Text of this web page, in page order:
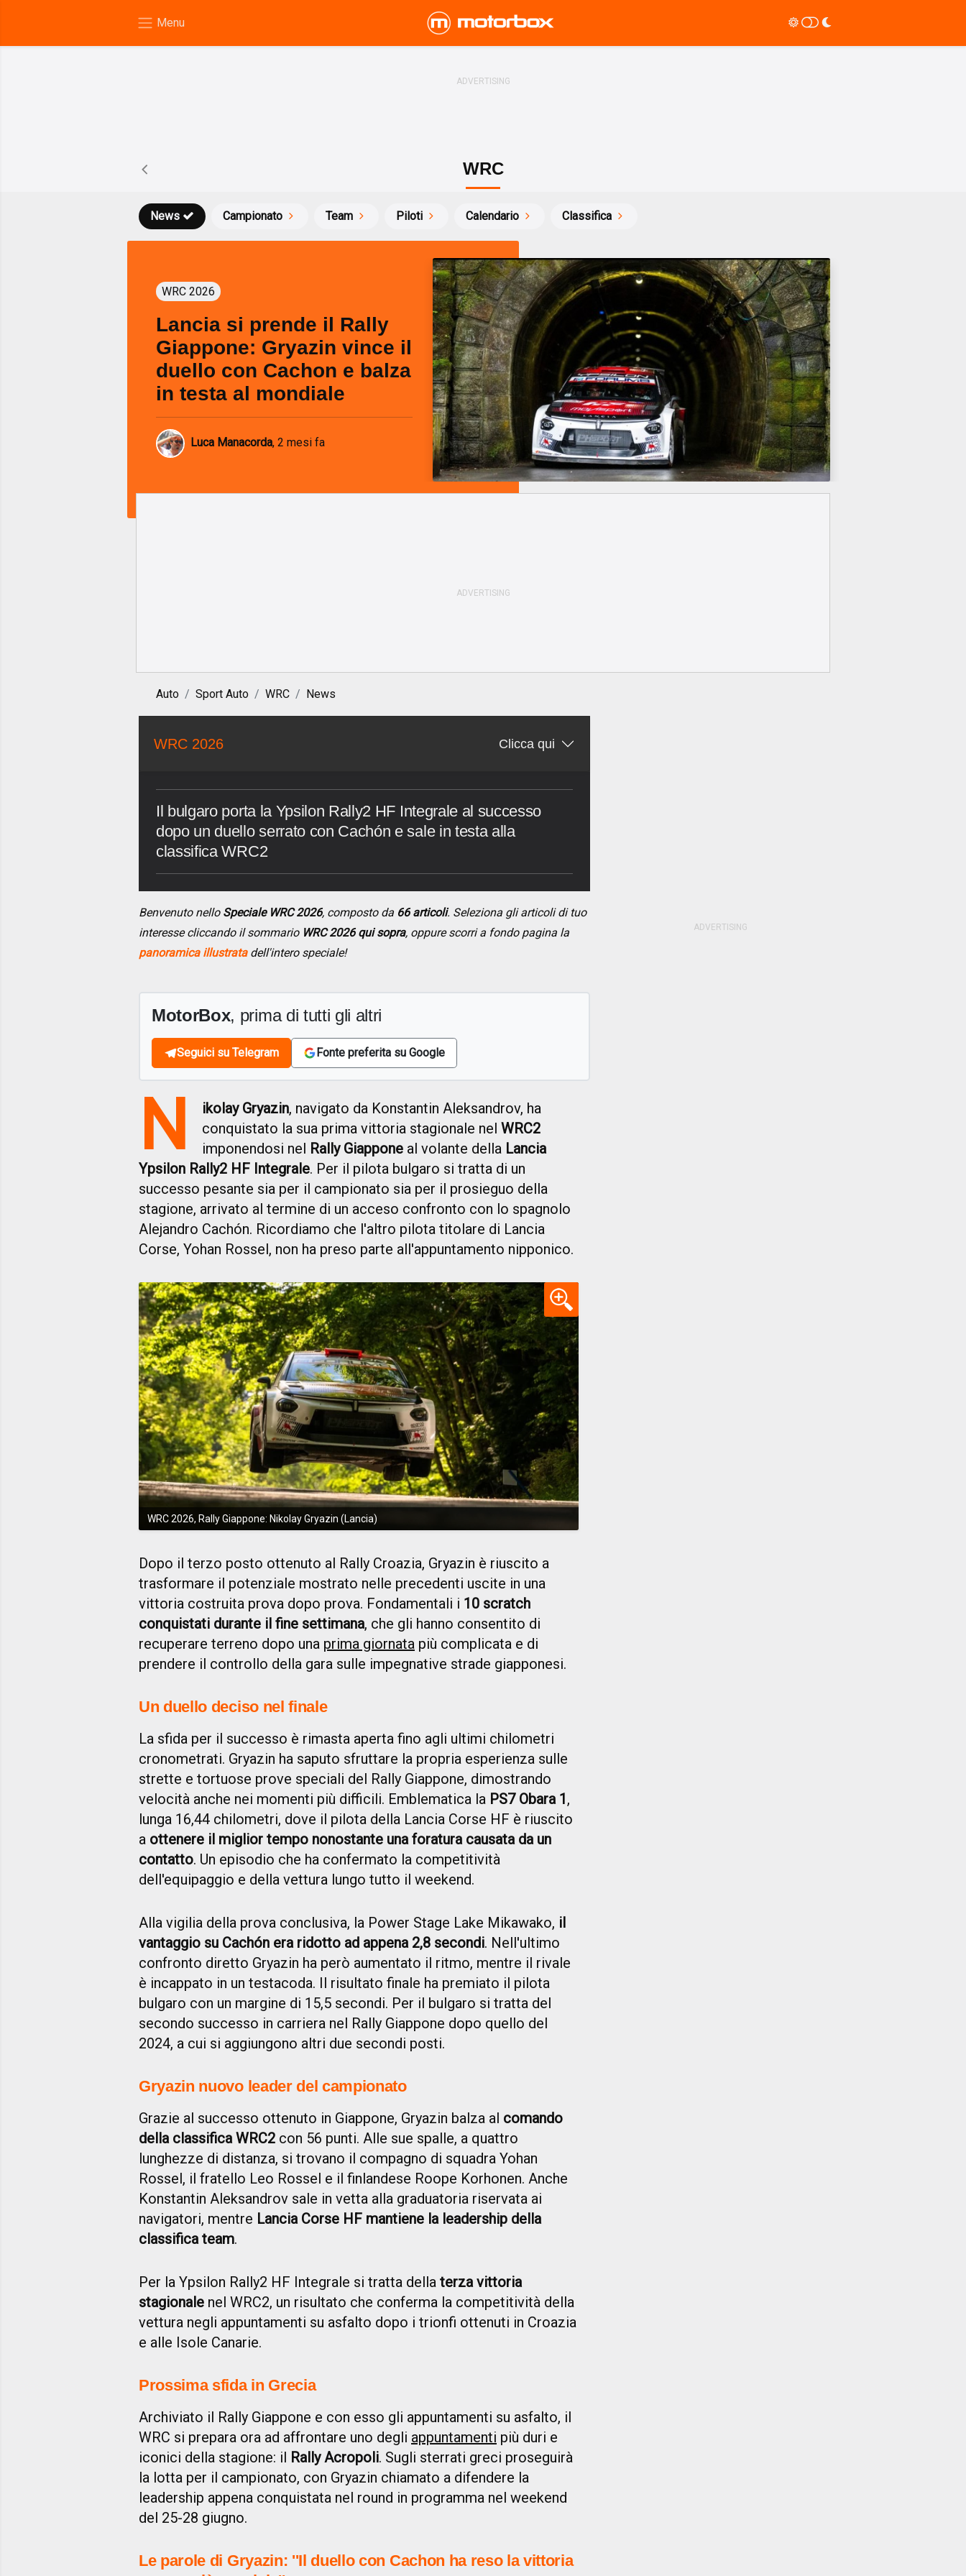
WRC
News Campionato Team Piloti Calendario Classifica
WRC 2026
Lancia si prende il Rally
Giappone: Gryazin vince il
duello con Cachon e balza
in testa al mondiale
Luca Manacorda, 2 mesi fa
Auto Sport Auto WRC News
WRC 2026 Clicca qui
Il bulgaro porta la Ypsilon Rally2 HF Integrale al successo
dopo un duello serrato con Cachón e sale in testa alla
classifica WRC2
Benvenuto nello Speciale WRC 2026, composto da 66 articoli. Seleziona gli articoli di tuo
interesse cliccando il sommario WRC 2026 qui sopra, oppure scorri a fondo pagina la
panoramica illustratadell'intero speciale!
MotorBox, prima di tutti gli altri
Seguici su Telegram Fonte preferita su Google
N ikolay Gryazin, navigato da Konstantin Aleksandrov, ha
conquistato la sua prima vittoria stagionale nelWRC2
imponendosi nel Rally Giappone al volante della Lancia
Ypsilon Rally2 HF Integrale. Per il pilota bulgaro si tratta di un
successo pesante sia per il campionato sia per il prosieguo della
stagione, arrivato al termine di un acceso confronto con lo spagnolo
Alejandro Cachón. Ricordiamo che l'altro pilota titolare di Lancia
Corse, Yohan Rossel, non ha preso parte all'appuntamento nipponico.
WRC 2026, Rally Giappone: Nikolay Gryazin (Lancia)
Dopo il terzo posto ottenuto al Rally Croazia, Gryazin è riuscito a
trasformare il potenziale mostrato nelle precedenti uscite in una
vittoria costruita prova dopo prova. Fondamentali i 10 scratch
conquistati durante il fine settimana, che gli hanno consentito di
recuperare terreno dopo una prima giornata più complicata e di
prendere il controllo della gara sulle impegnative strade giapponesi.
Un duello deciso nel finale
La sfida per il successo è rimasta aperta fino agli ultimi chilometri
cronometrati. Gryazin ha saputo sfruttare la propria esperienza sulle
strette e tortuose prove speciali del Rally Giappone, dimostrando
velocità anche nei momenti più difficili. Emblematica la PS7 Obara 1,
lunga 16,44 chilometri, dove il pilota della Lancia Corse HF è riuscito
a ottenere il miglior tempo nonostante una foratura causata da un
contatto. Un episodio che ha confermato la competitività
dell'equipaggio e della vettura lungo tutto il weekend.
Alla vigilia della prova conclusiva, la Power Stage Lake Mikawako, il
vantaggio su Cachón era ridotto ad appena 2,8 secondi. Nell'ultimo
confronto diretto Gryazin ha però aumentato il ritmo, mentre il rivale
è incappato in un testacoda. Il risultato finale ha premiato il pilota
bulgaro con un margine di 15,5 secondi. Per il bulgaro si tratta del
secondo successo in carriera nel Rally Giappone dopo quello del
2024, a cui si aggiungono altri due secondi posti.
Gryazin nuovo leader del campionato
Grazie al successo ottenuto in Giappone, Gryazin balza al comando
della classifica WRC2 con 56 punti. Alle sue spalle, a quattro
lunghezze di distanza, si trovano il compagno di squadra Yohan
Rossel, il fratello Leo Rossel e il finlandese Roope Korhonen. Anche
Konstantin Aleksandrov sale in vetta alla graduatoria riservata ai
navigatori, mentre Lancia Corse HF mantiene la leadership della
classifica team.
Per la Ypsilon Rally2 HF Integrale si tratta della terza vittoria
stagionale nel WRC2, un risultato che conferma la competitività della
vettura negli appuntamenti su asfalto dopo i trionfi ottenuti in Croazia
e alle Isole Canarie.
Prossima sfida in Grecia
Archiviato il Rally Giappone e con esso gli appuntamenti su asfalto, il
WRC si prepara ora ad affrontare uno degli appuntamenti più duri e
iconici della stagione: il Rally Acropoli. Sugli sterrati greci proseguirà
la lotta per il campionato, con Gryazin chiamato a difendere la
leadership appena conquistata nel round in programma nel weekend
del 25-28 giugno.
Le parole di Gryazin: ''Il duello con Cachon ha reso la vittoria